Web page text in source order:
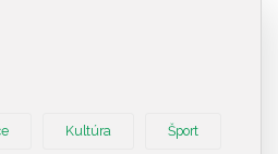
Kultúra Šport